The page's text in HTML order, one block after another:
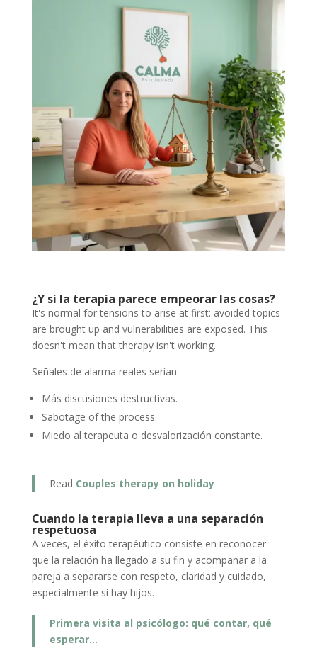
¿Y si la terapia parece empeorar las cosas?
It's normal for tensions to arise at first: avoided topics
are brought up and vulnerabilities are exposed. This
doesn't mean that therapy isn't working.
Señales de alarma reales serían:
Más discusiones destructivas.
Sabotage of the process.
Miedo al terapeuta o desvalorización constante.
Read Couples therapy on holiday
Cuando la terapia lleva a una separación
respetuosa
A veces, el éxito terapéutico consiste en reconocer
que la relación ha llegado a su fin y acompañar a la
pareja a separarse con respeto, claridad y cuidado,
especialmente si hay hijos.
Primera visita al psicólogo: qué contar, qué
esperar…